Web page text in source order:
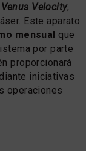
Venus Velocity,
Este aparato
mensual que
por parte
proporcionará
iniciativas
operaciones